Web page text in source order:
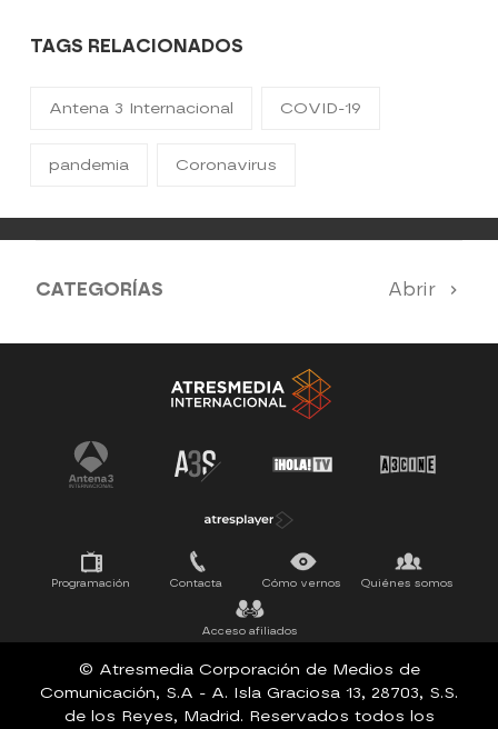
TAGS RELACIONADOS
Antena 3 Internacional COVID-19
pandemia Coronavirus
CATEGORÍAS Abrir
Antena 3 Noticias El Hormiguero
Tu cara me suena Pasapalabra
Programación Contacta Cómo vernos Quiénes somos
Acceso afiliados
© Atresmedia Corporación de Medios de
Comunicación, S.A - A. Isla Graciosa 13, 28703, S.S.
de los Reyes, Madrid. Reservados todos los